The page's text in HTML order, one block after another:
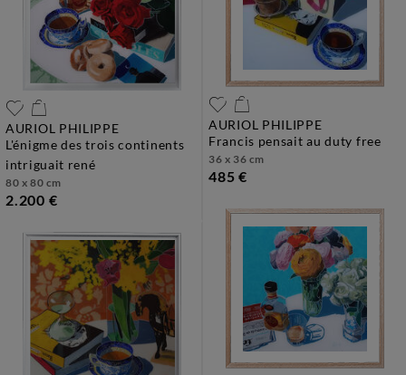
AURIOL PHILIPPE
l'énigme des trois continents
intriguait rené
80 x 80 cm
2.200 €
AURIOL PHILIPPE
francis pensait au duty free
36 x 36 cm
485 €